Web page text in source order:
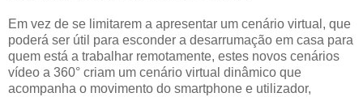
Em vez de se limitarem a apresentar um cenário virtual, que
poderá ser útil para esconder a desarrumação em casa para
quem está a trabalhar remotamente, estes novos cenários
vídeo a 360° criam um cenário virtual dinâmico que
acompanha o movimento do smartphone e utilizador,